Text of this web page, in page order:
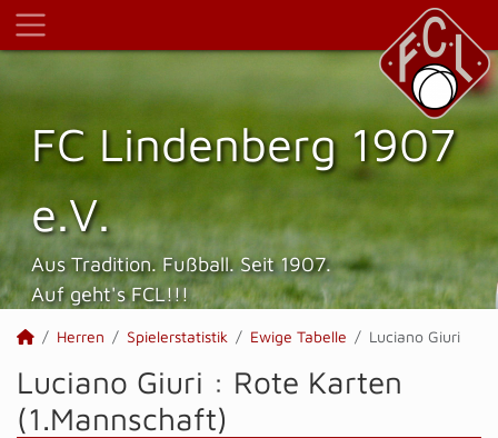
FC Lindenberg 1907
e.V.
Aus Tradition. Fußball. Seit 1907.
Auf geht's FCL!!!
Herren Spielerstatistik Ewige Tabelle Luciano Giuri
Luciano Giuri : Rote Karten
(1.Mannschaft)